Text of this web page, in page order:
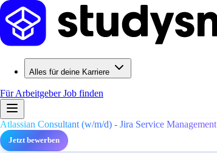
Alles für deine Karriere
Für ArbeitgeberJob finden
Atlassian Consultant (w/m/d) - Jira Service Management
Jetzt bewerben